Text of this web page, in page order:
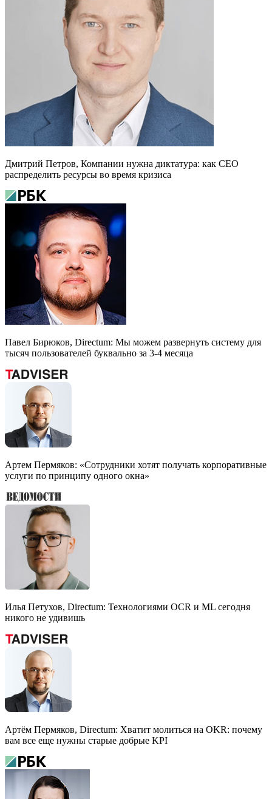
Дмитрий Петров, Компании нужна диктатура: как CEO
распределить ресурсы во время кризиса
Павел Бирюков, Directum: Мы можем развернуть систему для
тысяч пользователей буквально за 3-4 месяца
Артем Пермяков: «Сотрудники хотят получать корпоративные
услуги по принципу одного окна»
Илья Петухов, Directum: Технологиями OCR и ML сегодня
никого не удивишь
Артём Пермяков, Directum: Хватит молиться на OKR: почему
вам все еще нужны старые добрые KPI